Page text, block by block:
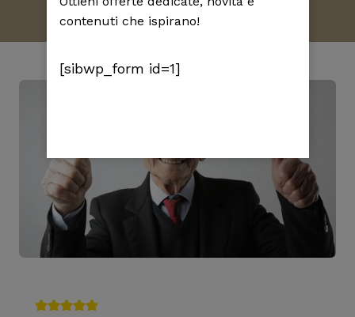
contenuti che ispirano!
[sibwp_form id=1]